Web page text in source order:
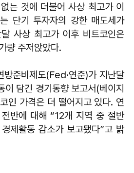
는 것에 더불어 사상 최고가 이
단기 투자자의 강한 매도세가
사상 최고가 이후 비트코인은
량 주저앉았다.
준비제도(Fed·연준)가 지난달
이 담긴 경기동향 보고서(베이지
인 가격은 더 떨어지고 있다. 연
반에 대해 “12개 지역 중 절반
제활동 감소가 보고됐다”고 밝